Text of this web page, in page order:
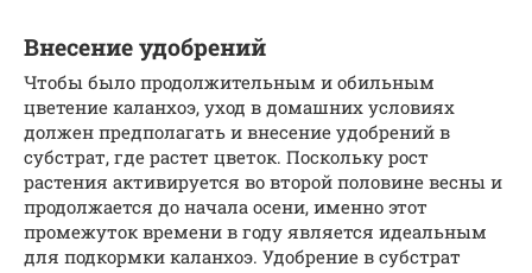
Внесение удобрений
Чтобы было продолжительным и обильным
цветение каланхоэ, уход в домашних условиях
должен предполагать и внесение удобрений в
субстрат, где растет цветок. Поскольку рост
растения активируется во второй половине весны и
продолжается до начала осени, именно этот
промежуток времени в году является идеальным
для подкормки каланхоэ. Удобрение в субстрат